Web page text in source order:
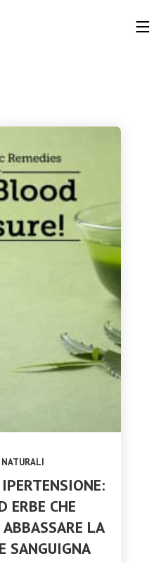
2023
30
OTTOBRE
2023
CORSO TRATTAMENTI
AYURVEDA – HOT
PINDASWEDA A
NOVEMBRE 2023
NATURALI
ERBE CHE
LA
SANGUIGNA